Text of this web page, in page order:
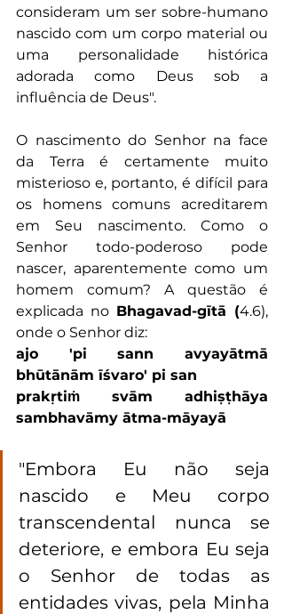
consideram um ser sobre-humano
nascido com um corpo material ou
uma personalidade histórica
adorada como Deus sob a
influência de Deus".
O nascimento do Senhor na face
da Terra é certamente muito
misterioso e, portanto, é difícil para
os homens comuns acreditarem
em Seu nascimento. Como o
Senhor todo-poderoso pode
nascer, aparentemente como um
homem comum? A questão é
explicada no Bhagavad-gītā (4.6),
onde o Senhor diz:
ajo 'pi sann avyayātmā
bhūtānām īśvaro' pi san
prakṛtiṁ svām adhiṣṭhāya
sambhavāmy ātma-māyayā
"Embora Eu não seja
nascido e Meu corpo
transcendental nunca se
deteriore, e embora Eu seja
o Senhor de todas as
entidades vivas, pela Minha